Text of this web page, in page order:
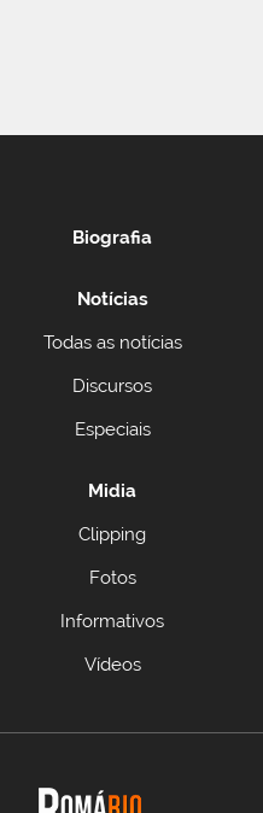
Biografia
Notícias
Todas as notícias
Discursos
Especiais
Midia
Clipping
Fotos
Informativos
Vídeos